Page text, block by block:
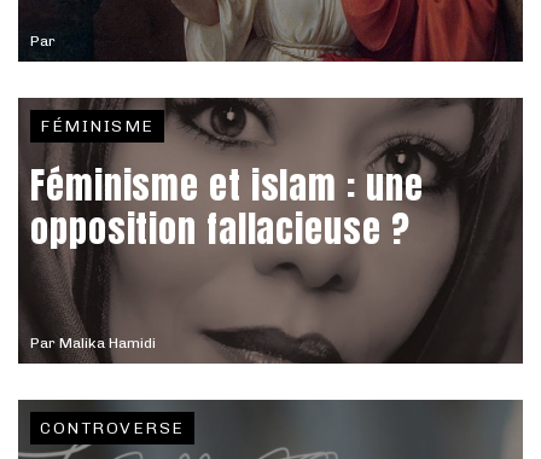
Par
Par Malika Hamidi
FÉMINISME
Féminisme et islam : une
opposition fallacieuse ?
CONTROVERSE